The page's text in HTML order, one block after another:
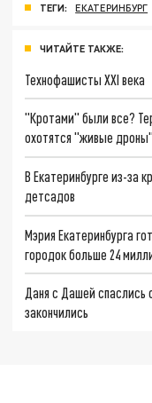
ТЕГИ: ЕКАТЕРИНБУРГ
ЧИТАЙТЕ ТАКЖЕ:
Технофашисты XXI века
"Кротами" были все?
охотятся "живые дроны"
В Екатеринбурге из-за
детсадов
Мэрия Екатеринбурга
городок больше 24
Даня с Дашей спаслись
закончились